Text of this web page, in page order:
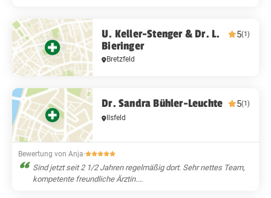
U. Keller-Stenger & Dr. L.
Bieringer
5(1)
Bretzfeld
Dr. Sandra Bühler-Leuchte 5(1)
Ilsfeld
Bewertung von Anja·
Sind jetzt seit 2 1/2 Jahren regelmäßig dort. Sehr nettes Team,
kompetente freundliche Ärztin....